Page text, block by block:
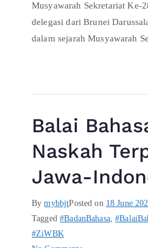
Musyawarah Sekretariat Ke-
delegasi dari Brunei
dalam sejarah Musyawarah
Balai
Naskah
Jawa-
BymybbjtPosted on 18 June
Tagged#BadanBahasa,
#ZiWBK